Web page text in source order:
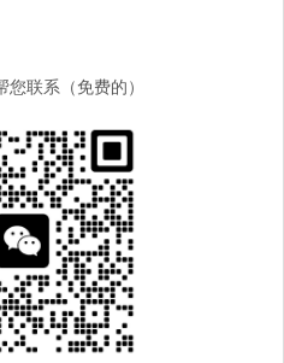
联系（免费的）